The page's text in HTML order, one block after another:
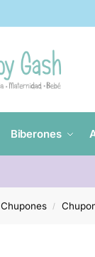
Biberones
Chupones /